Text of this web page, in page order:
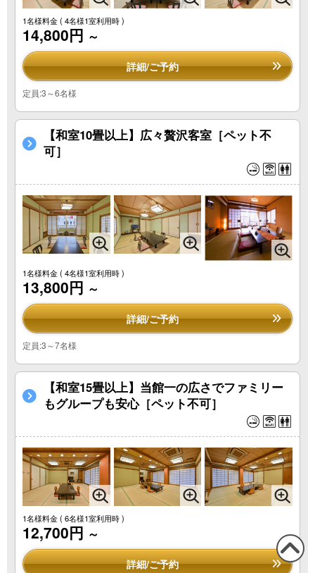
1名様料金( 4名様1室利用時 )
14,800円 ～
詳細/ご予約
定員:3～6名様
【和室10畳以上】広々贅沢客室［ペット不
可］
1名様料金( 4名様1室利用時 )
13,800円 ～
詳細/ご予約
定員:3～7名様
【和室15畳以上】当館一の広さでファミリー
もグループも安心［ペット不可］
1名様料金( 6名様1室利用時 )
12,700円 ～
詳細/ご予約 この